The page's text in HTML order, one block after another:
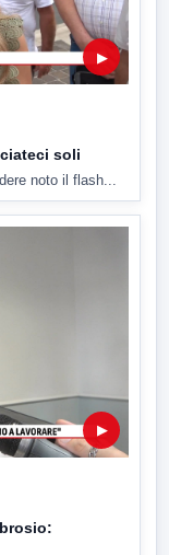
▶
soli
noto il flash...
▶